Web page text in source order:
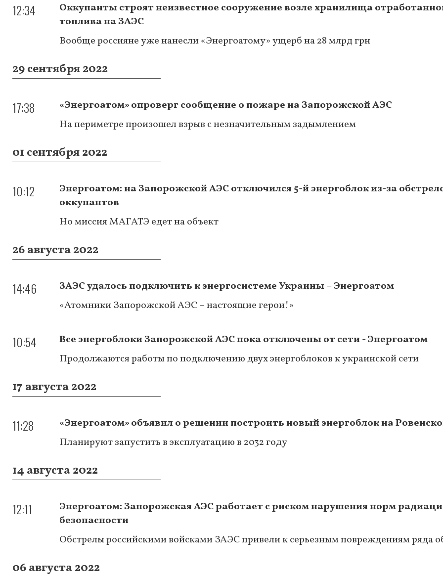
12:34
Оккупанты строят неизвестное сооружение возле хранилища
топлива на ЗАЭС
Вообще россияне уже нанесли «Энергоатому» ущерб на 28 млрд грн
29 сентября 2022
17:38
«Энергоатом» опроверг сообщение о пожаре на Запорожской АЭС
На периметре произошел взрыв с незначительным задымлением
01 сентября 2022
10:12
Энергоатом: на Запорожской АЭС отключился 5-й энергоблок из-за
оккупантов
Но миссия МАГАТЭ едет на объект
26 августа 2022
14:46
ЗАЭС удалось подключить к энергосистеме Украины – Энергоатом
«Атомники Запорожской АЭС – настоящие герои!»
10:54
Все энергоблоки Запорожской АЭС пока отключены от сети - Энергоатом
Продолжаются работы по подключению двух энергоблоков к украинской сети
17 августа 2022
11:28
«Энергоатом» объявил о решении построить новый энергоблок на
Планируют запустить в эксплуатацию в 2032 году
14 августа 2022
12:11
Энергоатом: Запорожская АЭС работает с риском нарушения норм
безопасности
Обстрелы российскими войсками ЗАЭС привели к серьезным повреждениям ряда
06 августа 2022